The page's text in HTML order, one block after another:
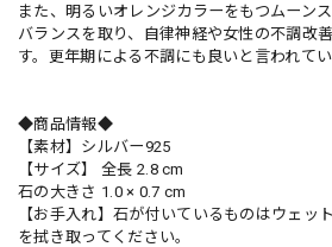
また、明るいオレンジカラーをもつムーン
バランスを取り、自律神経や女性の不調改
す。更年期による不調にも良いと言われてい
◆商品情報◆
【素材】シルバー925
【サイズ】 全長 2.8 cm
石の大きさ 1.0 × 0.7 cm
【お手入れ】石が付いているものはウェッ
を拭き取ってください。